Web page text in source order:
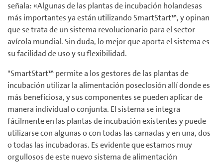
señala: «Algunas de las plantas de incubación holandesas
más importantes ya están utilizando SmartStart™, y opinan
que se trata de un sistema revolucionario para el sector
avícola mundial. Sin duda, lo mejor que aporta el sistema es
su facilidad de uso y su flexibilidad.
"SmartStart™ permite a los gestores de las plantas de
incubación utilizar la alimentación poseclosión allí donde es
más beneficiosa, y sus componentes se pueden aplicar de
manera individual o conjunta. El sistema se integra
fácilmente en las plantas de incubación existentes y puede
utilizarse con algunas o con todas las camadas y en una, dos
o todas las incubadoras. Es evidente que estamos muy
orgullosos de este nuevo sistema de alimentación